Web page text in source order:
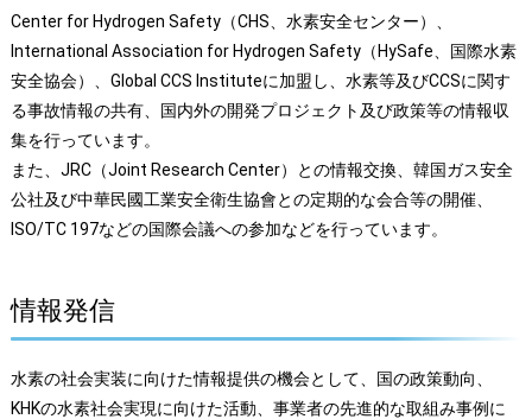
Center for Hydrogen Safety（CHS、水素安全センター）、
International Association for Hydrogen Safety（HySafe、国際水素
安全協会）、Global CCS Instituteに加盟し、水素等及びCCSに関す
る事故情報の共有、国内外の開発プロジェクト及び政策等の情報収
集を行っています。
また、JRC（Joint Research Center）との情報交換、韓国ガス安全
公社及び中華民國工業安全衛生協會との定期的な会合等の開催、
ISO/TC 197などの国際会議への参加などを行っています。
情報発信
水素の社会実装に向けた情報提供の機会として、国の政策動向、
KHKの水素社会実現に向けた活動、事業者の先進的な取組み事例に